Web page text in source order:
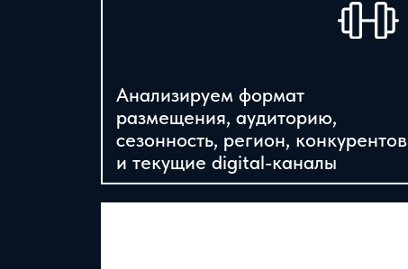
Анализируем формат
размещения, аудиторию,
сезонность, регион, конкурентов
и текущие digital-каналы